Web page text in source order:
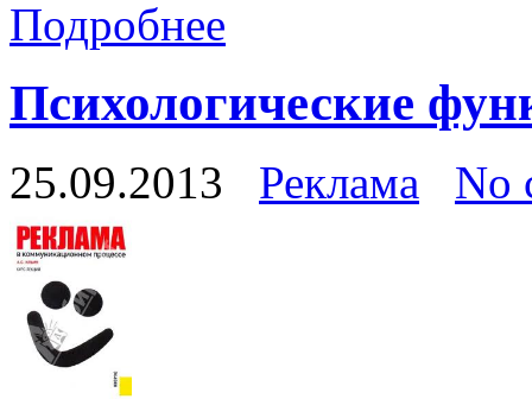
Подробнее
Психологические
25.09.2013 Реклама No